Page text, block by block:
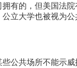
拥有的，但美国法
立大学也被视为
公共场所不能示